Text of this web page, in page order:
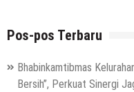
Pos-pos Terbaru
Bhabinkamtibmas
Bersih”, Perkuat Sinergi